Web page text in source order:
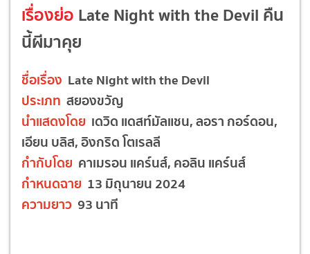
เรื่องย่อ Late Night with the Devil คืน
นี้ผีมาคุย
ชื่อเรื่อง Late Night with the Devil
ประเภท สยองขวัญ
นำแสดงโดย เดวิด แดสท์มัลแชน, ลอรา กอร์ดอน,
เอียน บลิส, อิงกริด โตเรลลี
กำกับโดย คาเมรอน แคร์นส์, คอลิน แคร์นส์
กำหนดฉาย 13 มิถุนายน 2024
ความยาว 93 นาที